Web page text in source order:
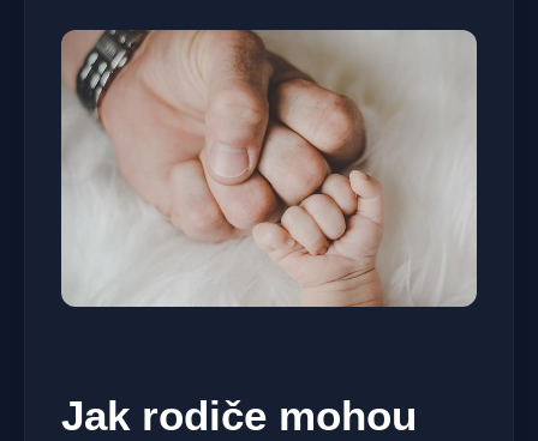
Jak rodiče mohou